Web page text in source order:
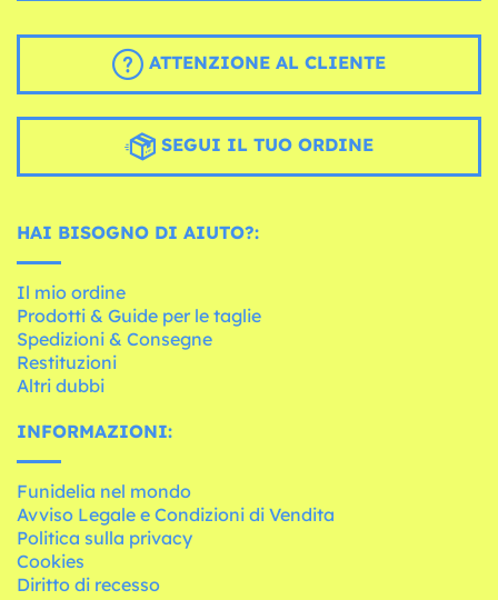
ATTENZIONE AL CLIENTE
SEGUI IL TUO ORDINE
HAI BISOGNO DI AIUTO?:
Il mio ordine
Prodotti & Guide per le taglie
Spedizioni & Consegne
Restituzioni
Altri dubbi
INFORMAZIONI:
Funidelia nel mondo
Avviso Legale e Condizioni di Vendita
Politica sulla privacy
Cookies
Diritto di recesso